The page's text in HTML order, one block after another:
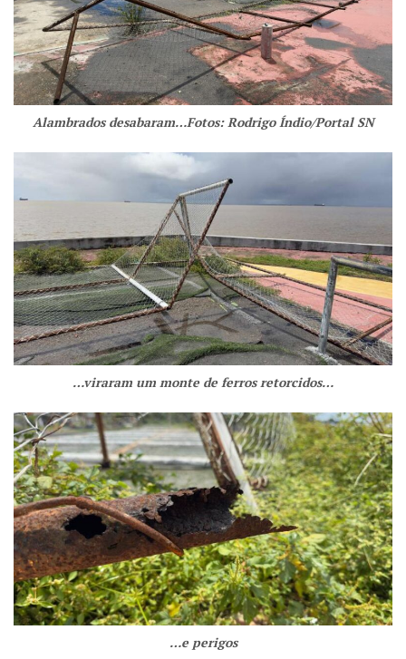
Alambrados desabaram…Fotos: Rodrigo Índio/Portal SN
…viraram um monte de ferros retorcidos…
…e perigos